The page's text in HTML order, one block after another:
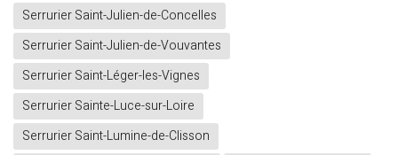
Serrurier Saint-Julien-de-Concelles
Serrurier Saint-Julien-de-Vouvantes
Serrurier Saint-Léger-les-Vignes
Serrurier Sainte-Luce-sur-Loire
Serrurier Saint-Lumine-de-Clisson